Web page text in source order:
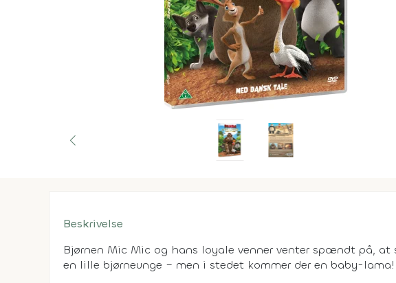
Beskrivelse
Bjørnen Mic Mic og hans loyale venner venter spændt på, at
en lille bjørneunge – men i stedet kommer der en baby-lama!